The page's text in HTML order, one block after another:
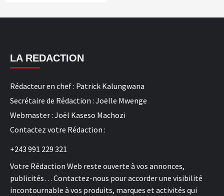
LA REDACTION
Rédacteur en chef : Patrick Kalungwana
Secrétaire de Rédaction : Joëlle Mwenge
Webmaster : Joël Kaseso Machozi
Contactez votre Rédaction :
+243 991 229 321
Votre Rédaction Web reste ouverte à vos annonces,
publicités… Contactez-nous pour accorder une visibilité
incontournable à vos produits, marques et activités qui